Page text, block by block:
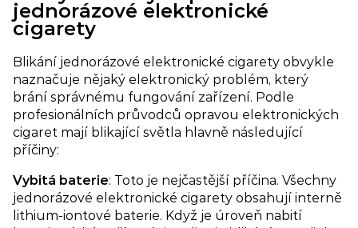
jednorázové elektronické
cigarety
Blikání jednorázové elektronické cigarety obvykle
naznačuje nějaký elektronický problém, který
brání správnému fungování zařízení. Podle
profesionálních průvodců opravou elektronických
cigaret mají blikající světla hlavně následující
příčiny:
Vybitá baterie: Toto je nejčastější příčina. Všechny
jednorázové elektronické cigarety obsahují interně
lithium-iontové baterie. Když je úroveň nabití